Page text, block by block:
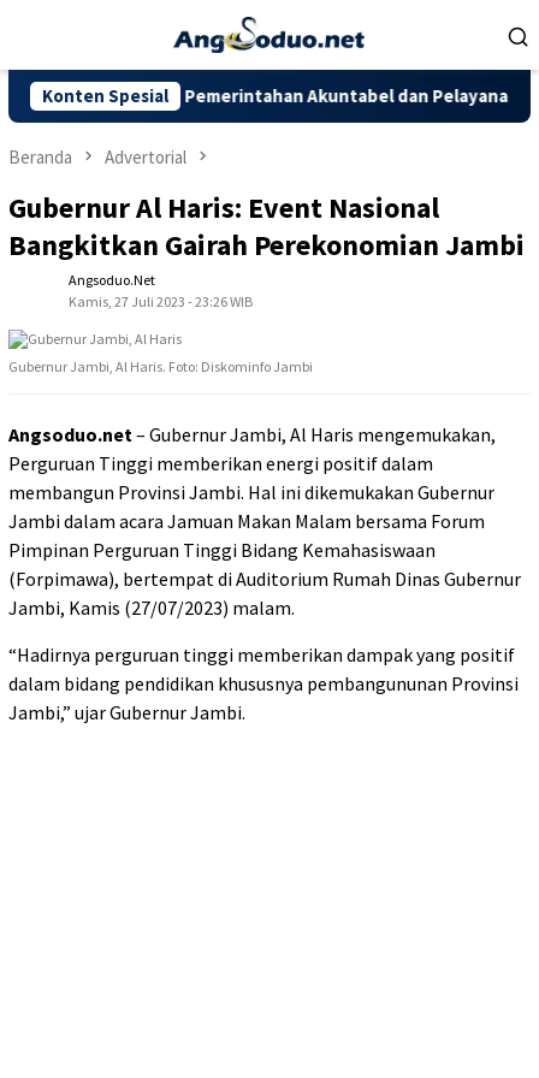
Konten Spesial
Dorong Pemerintahan Akuntabel dan Pelayanan Publik
Beranda Advertorial
Gubernur Al Haris: Event Nasional
Bangkitkan Gairah Perekonomian Jambi
Angsoduo.net
Kamis, 27 Juli 2023 - 23:26 WIB
Gubernur Jambi, Al Haris. Foto: Diskominfo Jambi
Angsoduo.net– Gubernur Jambi, Al Haris mengemukakan,
Perguruan Tinggi memberikan energi positif dalam
membangun Provinsi Jambi. Hal ini dikemukakan Gubernur
Jambi dalam acara Jamuan Makan Malam bersama Forum
Pimpinan Perguruan Tinggi Bidang Kemahasiswaan
(Forpimawa), bertempat di Auditorium Rumah Dinas Gubernur
Jambi, Kamis (27/07/2023) malam.
“Hadirnya perguruan tinggi memberikan dampak yang positif
dalam bidang pendidikan khususnya pembangununan Provinsi
Jambi,” ujar Gubernur Jambi.